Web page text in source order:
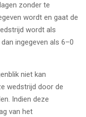
zonder te
wordt en gaat de
wordt als
ingegeven als 6–0
niet kan
wedstrijd door de
Indien deze
van het